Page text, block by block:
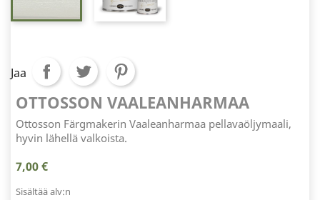
Jaa
OTTOSSON VAALEANHARMAA
Ottosson Färgmakerin Vaaleanharmaa pellavaöljymaali,
hyvin lähellä valkoista.
7,00 €
Sisältää alv:n